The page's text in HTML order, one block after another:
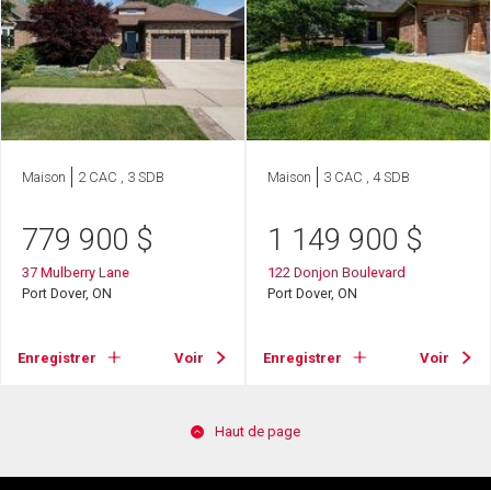
Maison 2 CAC , 3 SDB
779 900 $
37 Mulberry Lane
Port Dover, ON
Enregistrer Voir
Maison 3 CAC , 4 SDB
1 149 900 $
122 Donjon Boulevard
Port Dover, ON
Enregistrer Voir
Haut de page